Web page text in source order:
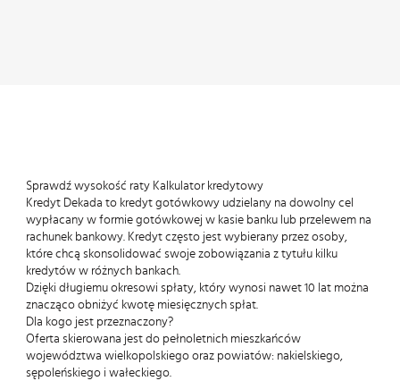
Sprawdź wysokość raty Kalkulator kredytowy
Kredyt Dekada to kredyt gotówkowy udzielany na dowolny cel
wypłacany w formie gotówkowej w kasie banku lub przelewem na
rachunek bankowy. Kredyt często jest wybierany przez osoby,
które chcą skonsolidować swoje zobowiązania z tytułu kilku
kredytów w różnych bankach.
Dzięki długiemu okresowi spłaty, który wynosi nawet 10 lat można
znacząco obniżyć kwotę miesięcznych spłat.
Dla kogo jest przeznaczony?
Oferta skierowana jest do pełnoletnich mieszkańców
województwa wielkopolskiego oraz powiatów: nakielskiego,
sępoleńskiego i wałeckiego.